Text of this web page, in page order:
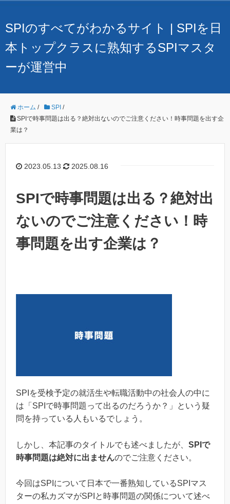
SPIのすべてがわかるサイト | SPIを日
本トップクラスに熟知するSPIマスタ
ーが運営中
ホーム / SPI /
SPIで時事問題は出る？絶対出ないのでご注意ください！時事問題を出す企
業は？
2023.05.13 2025.08.16
SPIで時事問題は出る？絶対出
ないのでご注意ください！時
事問題を出す企業は？
SPIを受検予定の就活生や転職活動中の社会人の中に
は「SPIで時事問題って出るのだろうか？」という疑
問を持っている人もいるでしょう。
しかし、本記事のタイトルでも述べましたが、 SPIで
時事問題は絶対に出ませんのでご注意ください。
今回はSPIについて日本で一番熟知しているSPIマス
ターの私カズマがSPIと時事問題の関係について述べ